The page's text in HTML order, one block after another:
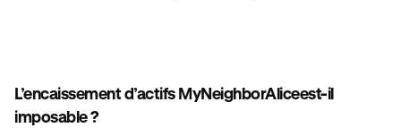
L’encaissement d’actifs MyNeighborAliceest-il
imposable ?